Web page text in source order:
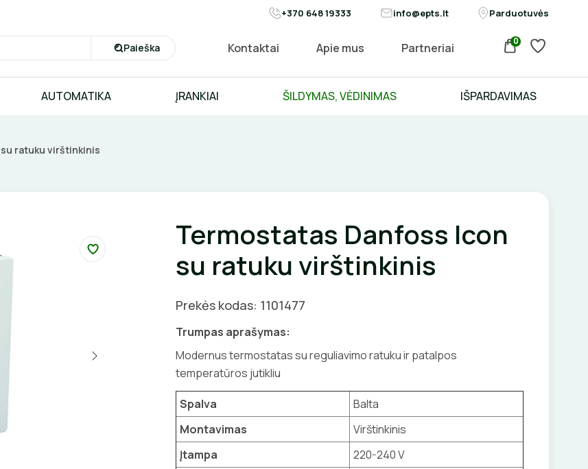
+370 648 19333 info@epts.lt Parduotuvės
Paieška Kontaktai Apie mus Partneriai 0
AUTOMATIKA ĮRANKIAI ŠILDYMAS, VĖDINIMAS IŠPARDAVIMAS
ratuku virštinkinis
Termostatas Danfoss Icon
su ratuku virštinkinis
Prekės kodas: 1101477
Trumpas aprašymas:
Modernus termostatas su reguliavimo ratuku ir patalpos
temperatūros jutikliu
Spalva
Balta
Montavimas
Virštinkinis
Įtampa
220-240 V